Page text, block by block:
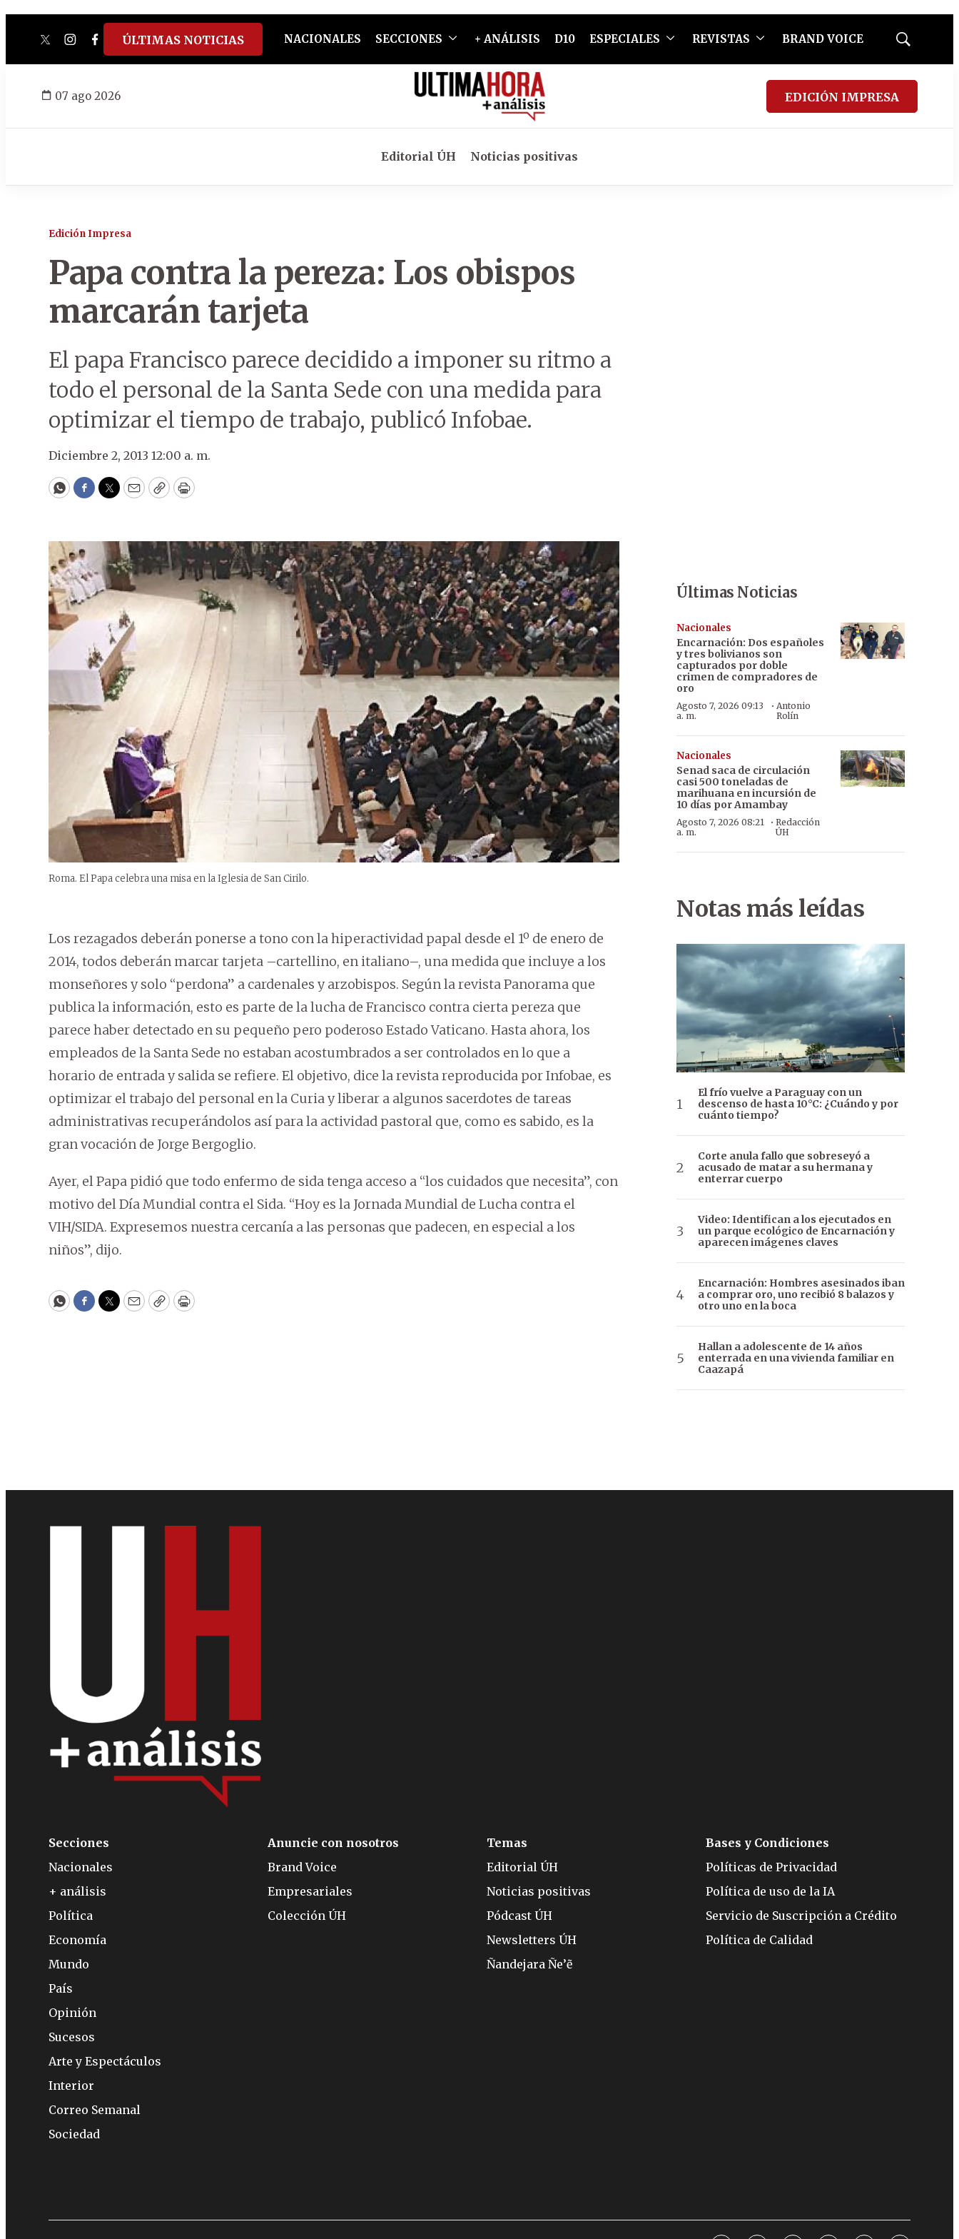
twitterinstagram
facebook
tiktokyoutube
spotify
ÚLTIMAS NOTICIAS NACIONALES SECCIONES + ANÁLISIS D10 ESPECIALES REVISTAS BRAND VOICE
Mostrar
07 ago 2026 EDICIÓN IMPRESA
Editorial ÚH Noticias positivas
Edición Impresa
Papa contra la pereza: Los obispos
marcarán tarjeta
El papa Francisco parece decidido a imponer su ritmo a
todo el personal de la Santa Sede con una medida para
optimizar el tiempo de trabajo, publicó Infobae.
Diciembre 2, 2013 12:00 a. m.
WhatsApp
Facebook
Twitter
EmailCopyPrint
Roma. El Papa celebra una misa en la Iglesia de San Cirilo.
Los rezagados deberán ponerse a tono con la hiperactividad papal desde el 1º de enero de
2014, todos deberán marcar tarjeta –cartellino, en italiano–, una medida que incluye a los
monseñores y solo “perdona” a cardenales y arzobispos. Según la revista Panorama que
publica la información, esto es parte de la lucha de Francisco contra cierta pereza que
parece haber detectado en su pequeño pero poderoso Estado Vaticano. Hasta ahora, los
empleados de la Santa Sede no estaban acostumbrados a ser controlados en lo que a
horario de entrada y salida se refiere. El objetivo, dice la revista reproducida por Infobae, es
optimizar el trabajo del personal en la Curia y liberar a algunos sacerdotes de tareas
administrativas recuperándolos así para la actividad pastoral que, como es sabido, es la
gran vocación de Jorge Bergoglio.
Ayer, el Papa pidió que todo enfermo de sida tenga acceso a “los cuidados que necesita”, con
motivo del Día Mundial contra el Sida. “Hoy es la Jornada Mundial de Lucha contra el
VIH/SIDA. Expresemos nuestra cercanía a las personas que padecen, en especial a los
niños”, dijo.
WhatsApp
Facebook
Twitter
EmailCopyPrint
Últimas Noticias
Nacionales
Encarnación: Dos españoles
y tres bolivianos son
capturados por doble
crimen de compradores de
oro
Agosto 7, 2026 09:13
a. m.
·Antonio
Rolín
Nacionales
Senad saca de circulación
casi 500 toneladas de
marihuana en incursión de
10 días por Amambay
Agosto 7, 2026 08:21
a. m.
·Redacción
ÚH
Notas más leídas
El frío vuelve a Paraguay con un
descenso de hasta 10°C: ¿Cuándo y por
cuánto tiempo?
Corte anula fallo que sobreseyó a
acusado de matar a su hermana y
enterrar cuerpo
Video: Identifican a los ejecutados en
un parque ecológico de Encarnación y
aparecen imágenes claves
Encarnación: Hombres asesinados iban
a comprar oro, uno recibió 8 balazos y
otro uno en la boca
Hallan a adolescente de 14 años
enterrada en una vivienda familiar en
Caazapá
Secciones
Nacionales
+ análisis
Política
Economía
Mundo
País
Opinión
Sucesos
Arte y Espectáculos
Interior
Correo Semanal
Sociedad
Anuncie con nosotros
Brand Voice
Empresariales
Colección ÚH
Temas
Editorial ÚH
Noticias positivas
Pódcast ÚH
Newsletters ÚH
Ñandejara Ñe’ẽ
Bases y Condiciones
Políticas de Privacidad
Política de uso de la IA
Servicio de Suscripción a Crédito
Política de Calidad